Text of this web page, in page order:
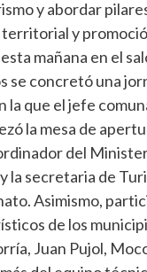
y abordar
y
mañana en el
se concretó una
la que el jefe
la mesa de
del
la secretaria de
Asimismo,
de los
Juan Pujol,